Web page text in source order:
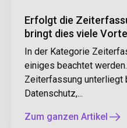
Erfolgt die
bringt dies viele
In der Kategorie
einiges beachtet
Zeiterfassung
Datenschutz,...
Zum ganzen Artikel